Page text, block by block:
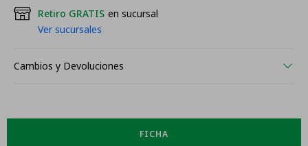
Retiro GRATIS en sucursal
Ver sucursales
Cambios y Devoluciones
FICHA